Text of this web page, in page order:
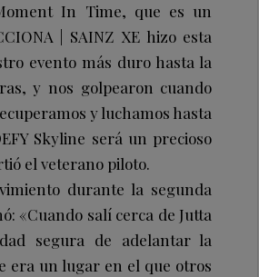
In Time, que es un
| SAINZ XE hizo esta
evento más duro hasta la
y nos golpearon cuando
y luchamos hasta
Skyline será un precioso
el veterano piloto.
durante la segunda
«Cuando salí cerca de Jutta
segura de adelantar la
era un lugar en el que otros